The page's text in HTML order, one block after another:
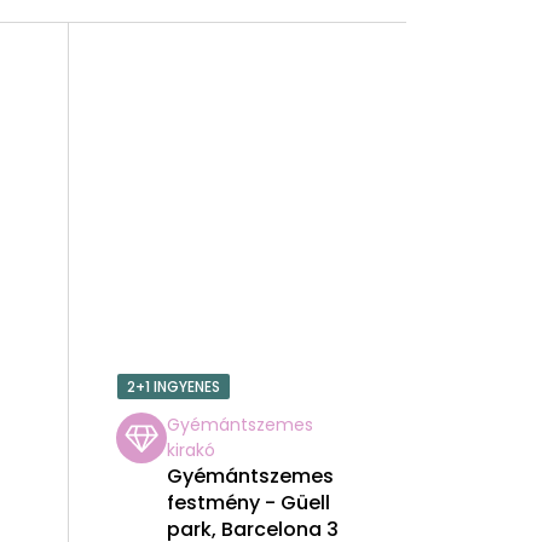
2+1 INGYENES
Gyémántszemes
kirakó
Gyémántszemes
festmény - Güell
park, Barcelona 3